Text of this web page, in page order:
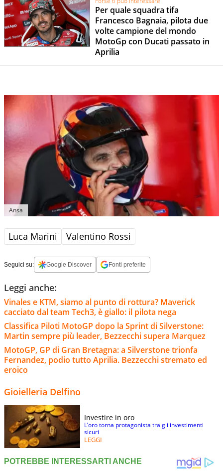
Per quale squadra tifa
Francesco Bagnaia, pilota due
volte campione del mondo
MotoGp con Ducati passato in
Aprilia
Ansa
Luca Marini Valentino Rossi
Seguici su: Google Discover Fonti preferite
Leggi anche:
Vinales e KTM, siamo al punto di rottura? Maverick
cacciato dal team Tech3, è giallo: il pilota nega
Classifica Piloti MotoGP dopo la Sprint di Silverstone:
Martin sempre più leader, Bezzecchi supera Marquez
MotoGP, GP di Gran Bretagna: a Silverstone trionfa
Fernandez, podio tutto Aprilia. Bezzecchi stremato ed
eroico
Gioielleria Delfino
Investire in oro
L’oro torna protagonista tra gli investimenti
sicuri
LEGGI